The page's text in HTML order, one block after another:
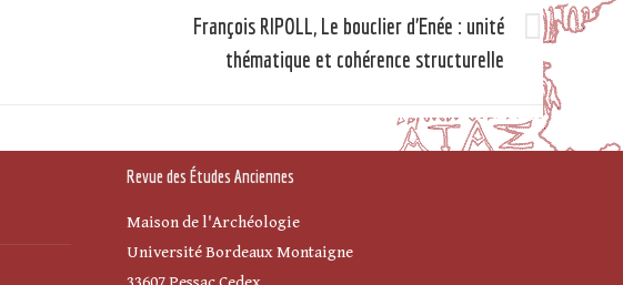
François RIPOLL, Le bouclier d’Enée : unité
thématique et cohérence structurelle
Revue des Études Anciennes
Maison de l'Archéologie
Université Bordeaux Montaigne